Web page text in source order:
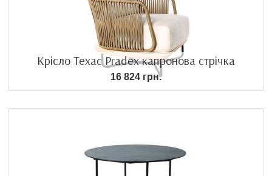
Крісло Техас Pradex капронова стрічка
16 824 грн.